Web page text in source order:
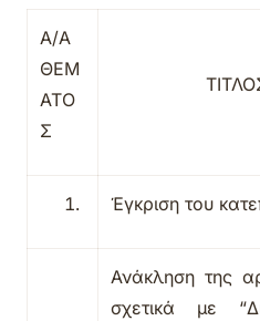
Α/Α
ΘΕΜ
ΑΤΟ
Σ
Έγκριση του
Ανάκληση της
σχετικά με “